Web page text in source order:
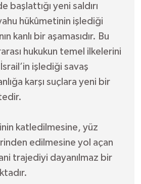
başlattığı yeni saldırı
hükûmetinin işlediği
kanlı bir aşamasıdır. Bu
hukukun temel ilkelerini
işlediği savaş
karşı suçlara yeni bir
katledilmesine, yüz
edilmesine yol açan
trajediyi dayanılmaz bir